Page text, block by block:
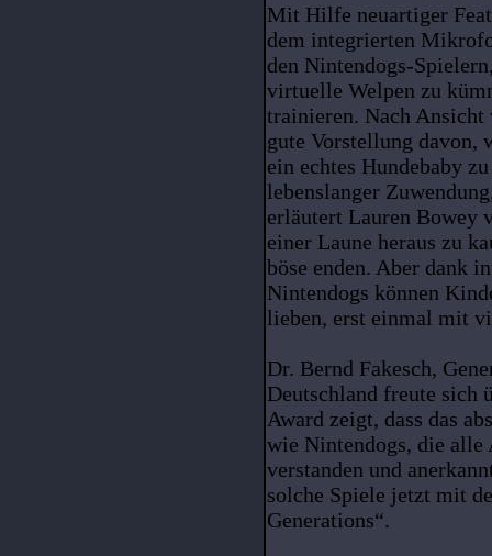
Mit Hilfe neuartiger
dem integrierten
den Nintendogs-
virtuelle Welpen zu
trainieren. Nach
gute Vorstellung davon,
ein echtes Hundebaby
lebenslanger
erläutert Lauren Bowey
einer Laune heraus zu
böse enden. Aber dank
Nintendogs können
lieben, erst einmal mit
Dr. Bernd Fakesch,
Deutschland freute sich
Award zeigt, dass das
wie Nintendogs, die alle
verstanden und
solche Spiele jetzt mit
Generations“.